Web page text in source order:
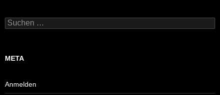
Suchen
nach:
META
Anmelden